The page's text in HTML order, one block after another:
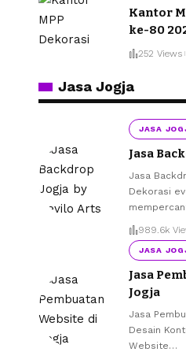
Kantor
ke-80
252 Views
Jasa Jogja
JASA
Jasa
Jasa
Dekorasi
989.6k
JASA
Jasa
Jogja
Jasa
Desain
Website…